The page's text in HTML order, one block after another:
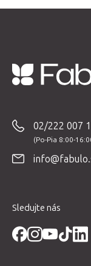
02/222 007
Sledujte nás